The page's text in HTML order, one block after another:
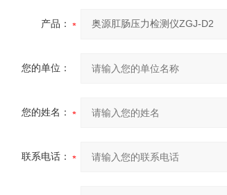
产品：
您的单位：
您的姓名：
联系电话：